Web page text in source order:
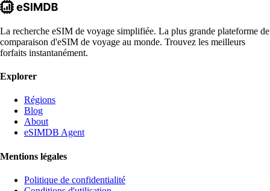
La recherche eSIM de voyage simplifiée. La plus grande plateforme de
comparaison d'eSIM de voyage au monde. Trouvez les meilleurs
forfaits instantanément.
Explorer
Régions
Blog
About
eSIMDB Agent
Mentions légales
Politique de confidentialité